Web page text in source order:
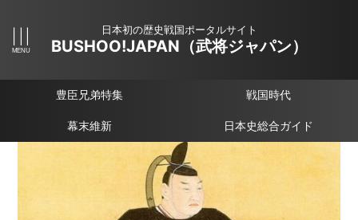
日本初の歴史戦国ポータルサイト
BUSHOO!JAPAN（武将ジャパン）
豊臣兄弟特集 戦国時代
幕末維新 日本史総合ガイド